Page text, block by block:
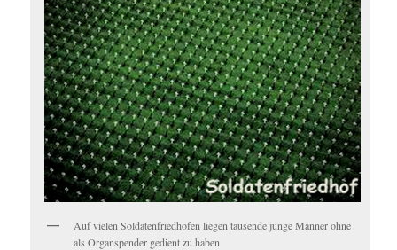
Auf vielen Soldatenfriedhöfen liegen tausende junge Männer ohne
als Organspender gedient zu haben